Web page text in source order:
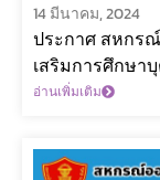
14 มีนาคม, 2024
ประกาศ สหกร
เสริมการศึกษา
อ่านเพิ่มเติม